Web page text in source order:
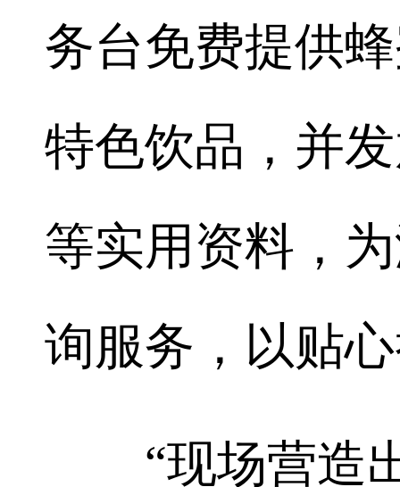
务台免费提供
特色饮品，并
等实用资料，
询服务，以贴
“现场营造出